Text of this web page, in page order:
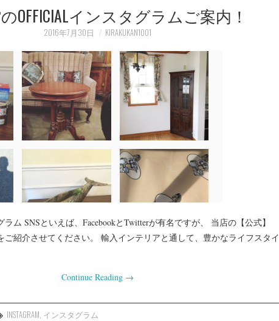
OFFICIALインスタグラムご案内！
2016年7月30日 KIRAKUKAN1001
ム SNSといえば、FacebookとTwitterが有名ですが、 当店の【公式】
ご紹介させてください。 輸入インテリアと通して、豊かなライフスタイ
Continue Reading →
INSTAGRAM インスタグラム